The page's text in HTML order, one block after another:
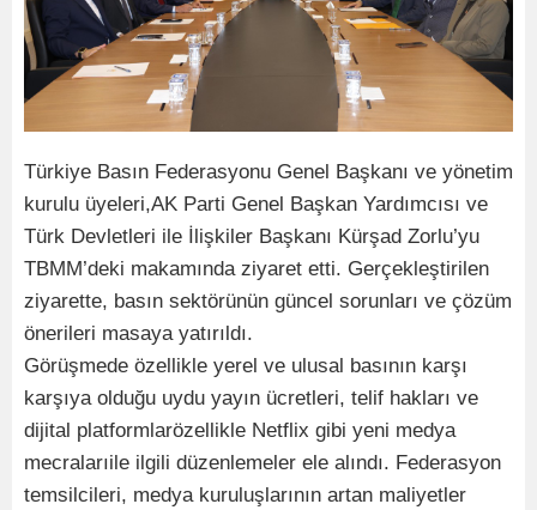
Türkiye Basın Federasyonu Genel Başkanı ve yönetim
kurulu üyeleri,AK Parti Genel Başkan Yardımcısı ve
Türk Devletleri ile İlişkiler Başkanı Kürşad Zorlu’yu
TBMM’deki makamında ziyaret etti. Gerçekleştirilen
ziyarette, basın sektörünün güncel sorunları ve çözüm
önerileri masaya yatırıldı.
Görüşmede özellikle yerel ve ulusal basının karşı
karşıya olduğu uydu yayın ücretleri, telif hakları ve
dijital platformlarözellikle Netflix gibi yeni medya
mecralarıile ilgili düzenlemeler ele alındı. Federasyon
temsilcileri, medya kuruluşlarının artan maliyetler